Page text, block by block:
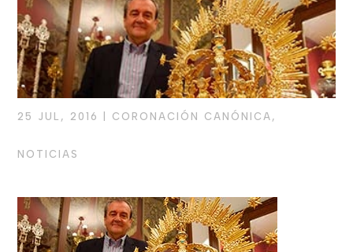
25 JUL, 2016 CORONACIÓN CANÓNICA ,
NOTICIAS